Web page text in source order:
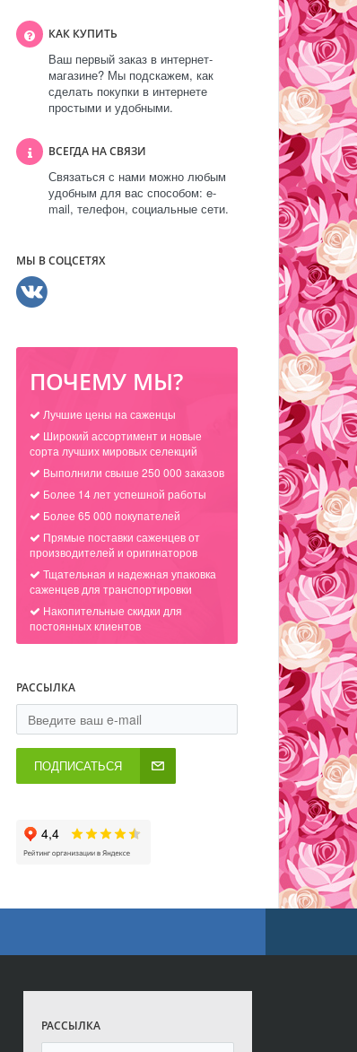
КАК КУПИТЬ
Ваш первый заказ в интернет-
магазине? Мы подскажем, как
сделать покупки в интернете
простыми и удобными.
ВСЕГДА НА СВЯЗИ
Связаться с нами можно любым
удобным для вас способом: e-
mail, телефон, социальные сети.
МЫ В СОЦСЕТЯХ
ПОЧЕМУ МЫ?
Лучшие цены на саженцы
Широкий ассортимент и новые
сорта лучших мировых селекций
Выполнили свыше 250 000 заказов
Более 14 лет успешной работы
Более 65 000 покупателей
Прямые поставки саженцев от
производителей и оригинаторов
Тщательная и надежная упаковка
саженцев для транспортировки
Накопительные скидки для
постоянных клиентов
РАССЫЛКА
ПОДПИСАТЬСЯ
РАССЫЛКА